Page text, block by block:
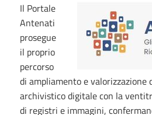
Il Portale
Antenati
prosegue
il proprio
percorso
di ampliamento e valorizzazione
archivistico digitale con la
di registri e immagini,